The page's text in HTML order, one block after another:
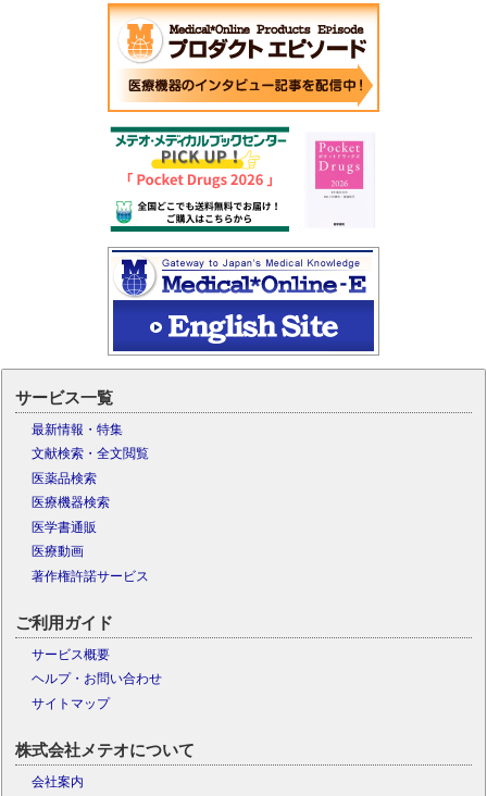
サービス一覧
最新情報・特集
文献検索・全文閲覧
医薬品検索
医療機器検索
医学書通販
医療動画
著作権許諾サービス
ご利用ガイド
サービス概要
ヘルプ・お問い合わせ
サイトマップ
株式会社メテオについて
会社案内